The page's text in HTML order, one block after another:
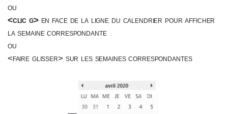
ou
<clic g>en face de la ligne du calendrier pour afficher
la semaine correspondante
ou
<faire glisser> sur les semaines correspondantes